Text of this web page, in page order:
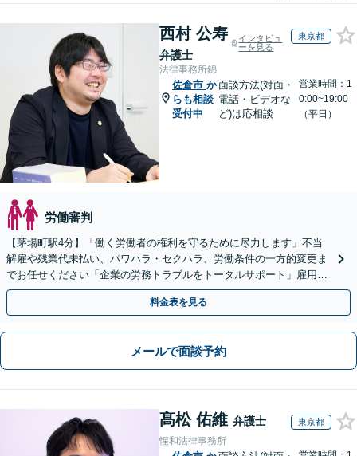
西村 公寿
弁護士
インタビュ
ーを見る
東京都
法律事務所錦
佐倉市 か
らも相談
受付中
面談方法(対面・
電話・ビデオな
ど)は応相談
営業時間：1
0:00~19:00
（平日）
労働審判
【茅場町駅4分】「働く労働者の権利を守るために尽力します」不当
解雇や残業代未払い、パワハラ・セクハラ、労働条件の一方的変更ま
でお任せください「企業の労務トラブルをトータルサポート」雇用契
約書や就業規則のリーガルチェックなど
料金表を見る
メールで面談予約
髙松 佑維 弁護士 東京都
惺和法律事務所